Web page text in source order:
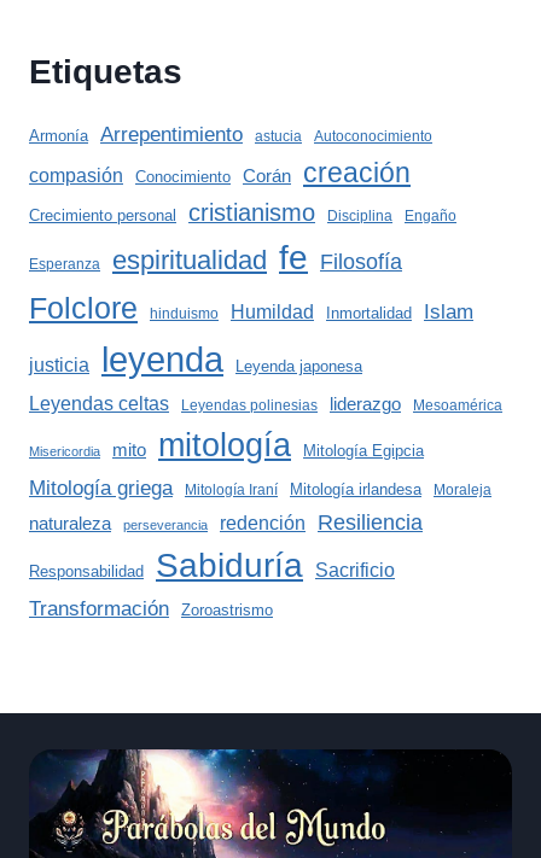
Etiquetas
Armonía Arrepentimiento astucia Autoconocimiento
compasión Conocimiento Corán creación
Crecimiento personal cristianismo Disciplina Engaño
Esperanza espiritualidad fe Filosofía
Folclore hinduismo Humildad Inmortalidad Islam
justicia leyenda Leyenda japonesa
Leyendas celtas Leyendas polinesias liderazgo Mesoamérica
Misericordia mito mitología Mitología Egipcia
Mitología griega Mitología Iraní Mitología irlandesa Moraleja
naturaleza perseverancia redención Resiliencia
Responsabilidad Sabiduría Sacrificio
Transformación Zoroastrismo